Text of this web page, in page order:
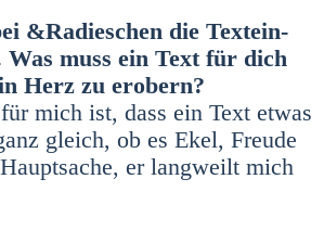
&Radieschen die Text­ein­
Was muss ein Text für dich
Herz zu erobern?
mich ist, dass ein Text etwas
gleich, ob es Ekel, Freu­de
er lang­weilt mich